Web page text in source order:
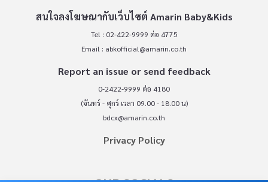
สนใจลงโฆษณากับเว็บไซต์ Amarin Baby&Kids
Tel : 02-422-9999 ต่อ 4775
Email : abkofficial@amarin.co.th
Report an issue or send feedback
0-2422-9999 ต่อ 4180
(จันทร์ - ศุกร์ เวลา 09.00 - 18.00 น)
bdcx@amarin.co.th
Privacy Policy